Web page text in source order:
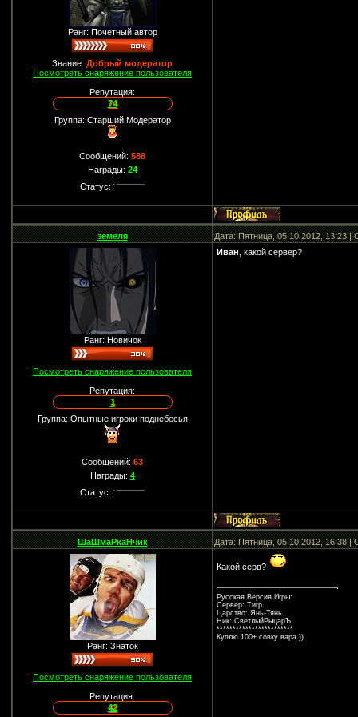
Ранг: Почетный автор
Звание:Добрый модератор
Посмотреть снаряжение пользователя
Репутация:
74
Группа: Старший Модератор
Сообщений:588
Награды: 24
Статус:
земеля Дата: Пятница, 05.10.2012, 13:23
Ранг: Новичок
Посмотреть снаряжение пользователя
Репутация:
1
Группа: Опытные игроки поднебесья
Сообщений:63
Награды: 4
Статус:
Иван , какой сервер?
ШаШмаРкаНчик Дата: Пятница, 05.10.2012, 16:38
Ранг: Знаток
Посмотреть снаряжение пользователя
Репутация:
42
Какой серв?
Русская Версия Игры:
Сервер: Тигр.
Царство: Янь-Тянь.
Ник: СветлыйРыцарЪ
************************
Куплю 100+ совку вара ))